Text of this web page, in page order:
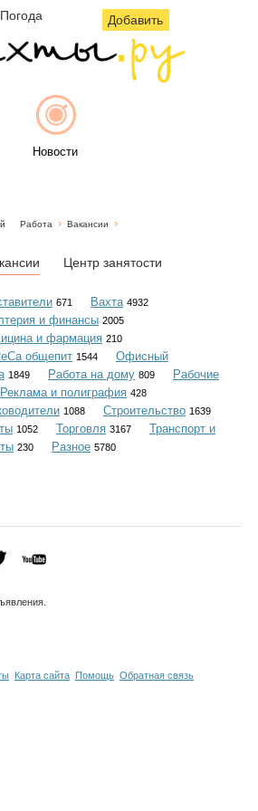
Погода Добавить
Новости
Объявления
Каталог
Карты
Работа Вакансии
Центр занятости
671 Вахта 4932
и финансы 2005
и фармация 210
общепит 1544
Офисный
1849 Работа на дому 809
Рабочие
Реклама и полиграфия 428
1088 Строительство 1639
1052 Торговля 3167
Транспорт и
230 Разное 5780
Карта сайта Помощь Обратная связь